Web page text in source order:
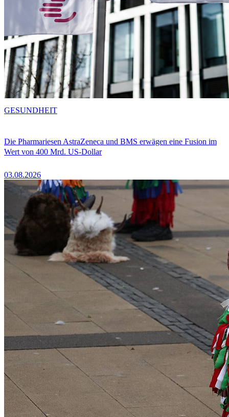
Die Pharmariesen AstraZeneca und BMS erwägen eine Fusion im
Wert von 400 Mrd. US-Dollar
03.08.2026
GESUNDHEIT